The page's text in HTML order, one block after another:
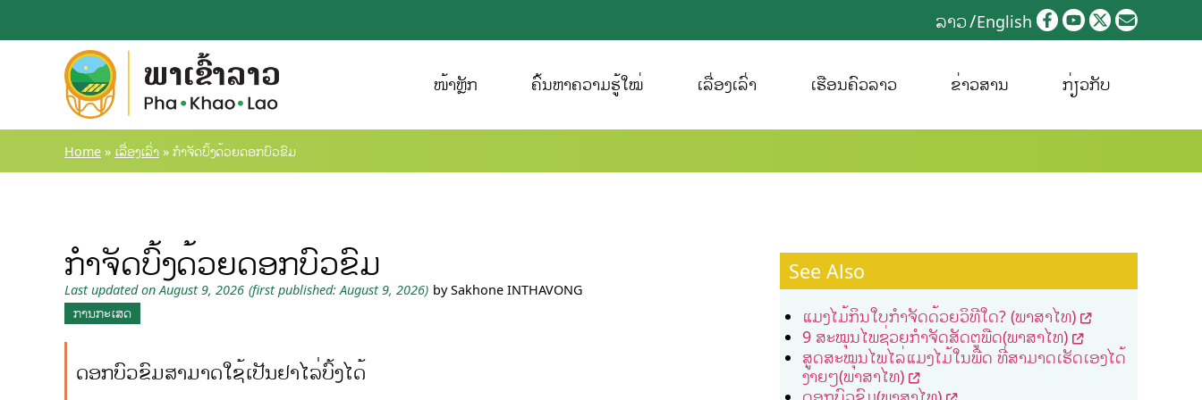
to
ລາວ English
ໜ້າຫຼັກ ຄົ້ນຫາຄວາມຮູ້ໃໝ່ ເລື່ອງເລົ່າ ເຮືອນຄົວລາວ ຂ່າວສານ ກ່ຽວກັບ
Home » ເລື່ອງເລົ່າ » ກຳຈັດບົ້ງດ້ວຍດອກບົວຂົມ
ກຳຈັດບົ້ງດ້ວຍດອກບົວຂົມ
Last updated on August 9, 2026 (first published: August 9, 2026) by Sakhone INTHAVONG
ການກະເສດ
ດອກບົວຂົມສາມາດໃຊ້ເປັນຢາໄລ່ບົ້ງໄດ້
See Also
ແມງໄມ້ກິນໃບກຳຈັດດ້ວຍວິທີໃດ? (ພາສາໄທ)
9 ສະໝຸນໄພຊ່ວຍກຳຈັດສັດຕູພືດ(ພາສາໄທ)
ສູດສະໝຸນໄພໄລ່ແມງໄມ້ໃນພືດ ທີ່ສາມາດເຮັດເອງໄດ້
ງ່າຍໆ(ພາສາໄທ)